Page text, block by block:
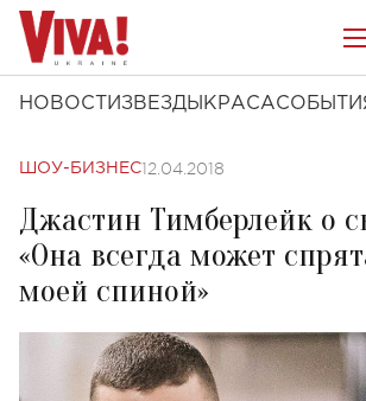
НОВОСТИ ЗВЕЗДЫ КРАСА
ШОУ-БИЗНЕС12.04.2018
Джастин Тимберлейк о
«Она всегда может
моей спиной»